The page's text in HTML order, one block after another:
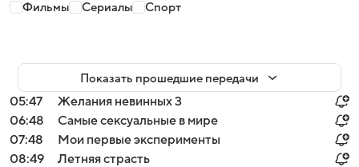
Фильмы Сериалы Спорт
Показать прошедшие передачи
05:47
Желания невинных 3
06:48
Самые сексуальные в мире
07:48
Мои первые эксперименты
08:49
Летняя страсть